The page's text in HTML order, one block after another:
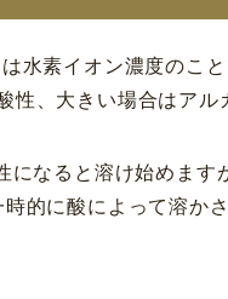
水素イオン濃度のこ
性、大きい場合はアル
になると溶け始めます
的に酸によって溶か